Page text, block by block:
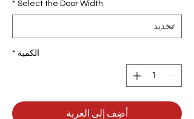
Select the Door Width
*
الكمية *
أضِف إلى العربة